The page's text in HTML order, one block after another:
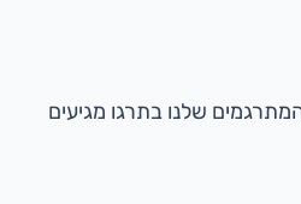
שלנו בתרגו מגיעים